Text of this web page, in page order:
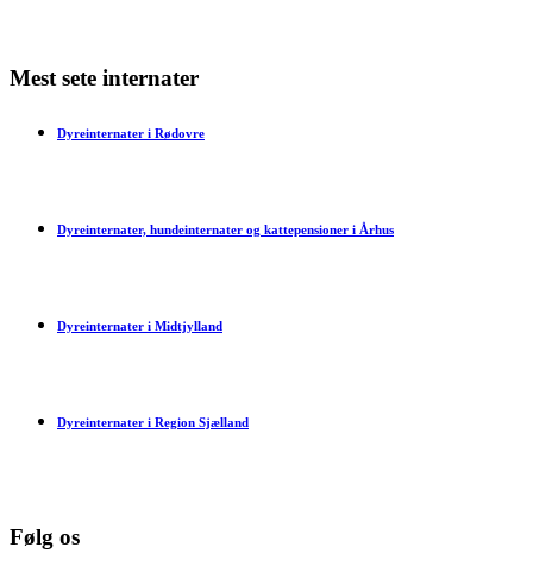
Mest sete internater
Dyreinternater i Rødovre
Dyreinternater, hundeinternater og kattepensioner i Århus
Dyreinternater i Midtjylland
Dyreinternater i Region Sjælland
Følg os